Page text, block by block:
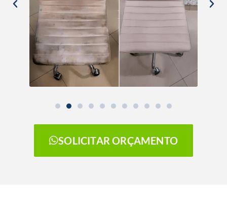
SOLICITAR ORÇAMENTO